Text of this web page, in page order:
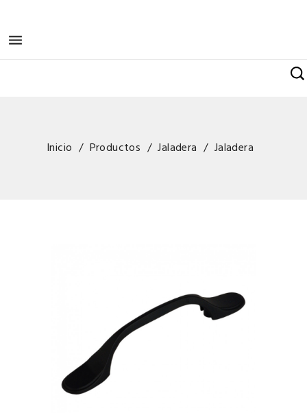

Inicio Productos Jaladera Jaladera